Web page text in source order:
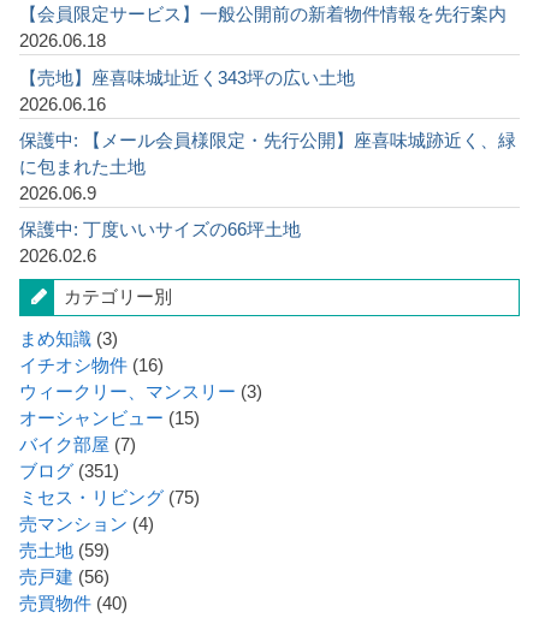
【会員限定サービス】一般公開前の新着物件情報を先行案内
2026.06.18
【売地】座喜味城址近く343坪の広い土地
2026.06.16
保護中: 【メール会員様限定・先行公開】座喜味城跡近く、緑
に包まれた土地
2026.06.9
保護中: 丁度いいサイズの66坪土地
2026.02.6
カテゴリー別
まめ知識 (3)
イチオシ物件 (16)
ウィークリー、マンスリー (3)
オーシャンビュー (15)
バイク部屋 (7)
ブログ (351)
ミセス・リビング (75)
売マンション (4)
売土地 (59)
売戸建 (56)
売買物件 (40)